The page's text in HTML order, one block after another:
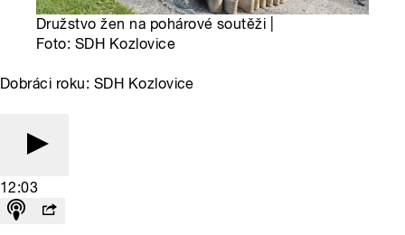
Družstvo žen na pohárové soutěži |
Foto: SDH Kozlovice
Dobráci roku: SDH Kozlovice
12:03